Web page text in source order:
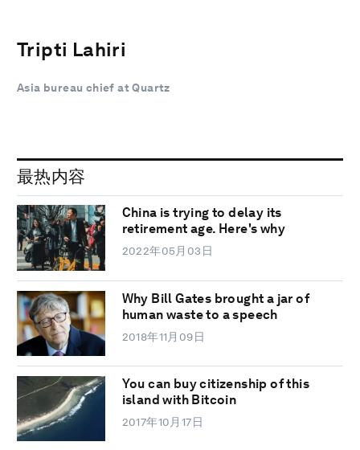
Tripti Lahiri
Asia bureau chief at Quartz
最热内容
China is trying to delay its
retirement age. Here's why
2022年05月03日
Why Bill Gates brought a jar of
human waste to a speech
2018年11月09日
You can buy citizenship of this
island with Bitcoin
2017年10月17日